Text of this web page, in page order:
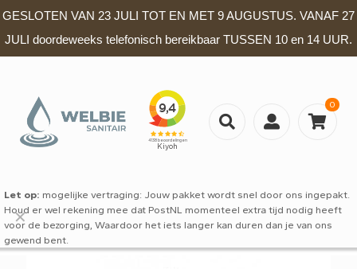
GESLOTEN VAN 23 JULI TOT EN MET 9 AUGUSTUS. VANAF 27
JULI doordeweeks telefonisch bereikbaar TUSSEN 10 en 14 UUR.
0
Let op: mogelijke vertraging: Jouw pakket wordt snel door ons ingepakt.
Houd er wel rekening mee dat PostNL momenteel extra tijd nodig heeft
voor de bezorging, Waardoor het iets langer kan duren dan je van ons
gewend bent.
✕